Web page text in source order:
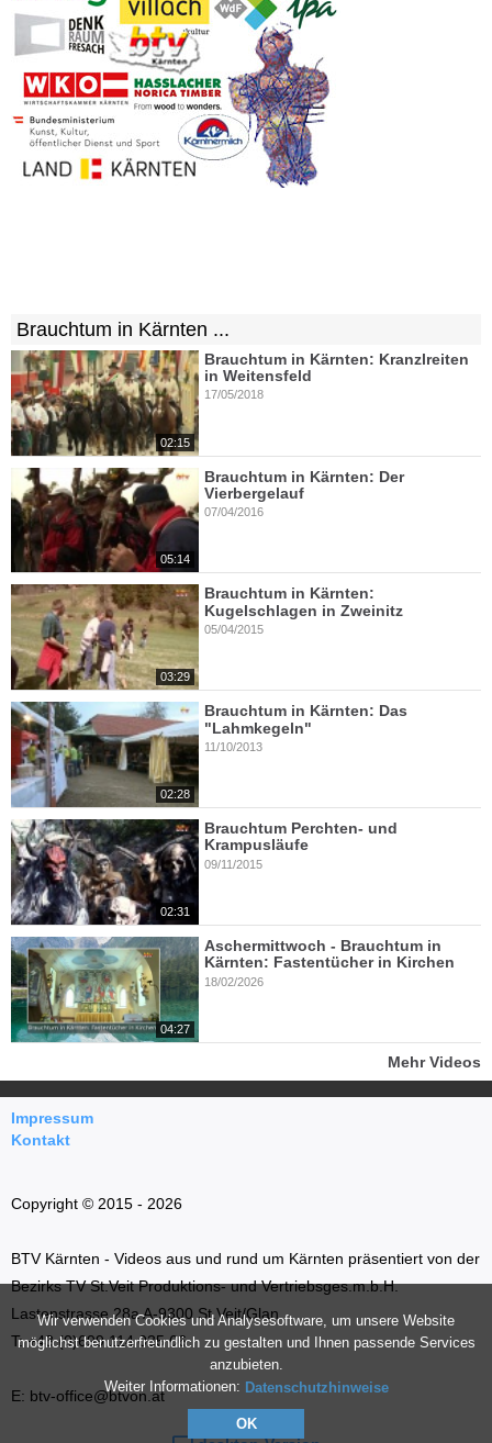
Wir verwenden Cookies und Analysesoftware, um unsere Website
möglichst benutzerfreundlich zu gestalten und Ihnen passende Services
anzubieten.
Weiter Informationen: Datenschutzhinweise
OK
Brauchtum in Kärnten ...
02:15
Brauchtum in Kärnten: Kranzlreiten
in Weitensfeld
17/05/2018
05:14
Brauchtum in Kärnten: Der
Vierbergelauf
07/04/2016
03:29
Brauchtum in Kärnten:
Kugelschlagen in Zweinitz
05/04/2015
02:28
Brauchtum in Kärnten: Das
"Lahmkegeln"
11/10/2013
02:31
Brauchtum Perchten- und
Krampusläufe
09/11/2015
04:27
Aschermittwoch - Brauchtum in
Kärnten: Fastentücher in Kirchen
18/02/2026
Mehr Videos
Impressum
Kontakt
Copyright © 2015 - 2026
BTV Kärnten - Videos aus und rund um Kärnten präsentiert von der
Bezirks TV St.Veit Produktions- und Vertriebsges.m.b.H.
Lastenstrasse 28a A-9300 St.Veit/Glan
T: +43 (0)699 114 035 66
E: btv-office@btvon.at